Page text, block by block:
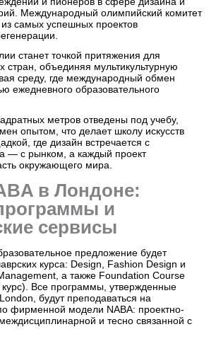
Международный олимпийский комитет
самых успешных проектов
станет точкой притяжения для
стран, объединяя мультикультурную
среду, где международный обмен
ежедневного образовательного
метров отведены под учебу,
опытом, что делает школу искусств
где дизайн встречается с
— с рынком, а каждый проект
окружающего мира.
в Лондоне:
и
сервисы
предложение будет
курса: Design, Fashion Design и
а также Foundation Course
курс). Все программы, утвержденные
будут преподаваться на
фирменной модели NABA: проектно-
и тесно связанной с